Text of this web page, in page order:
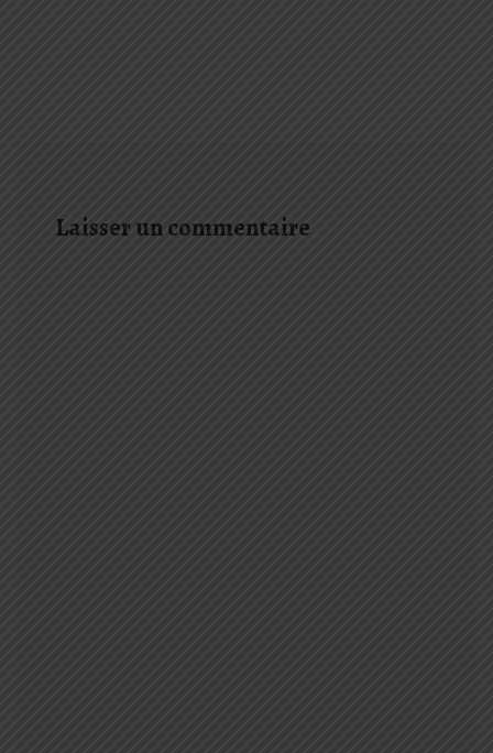
Laisser un commentaire